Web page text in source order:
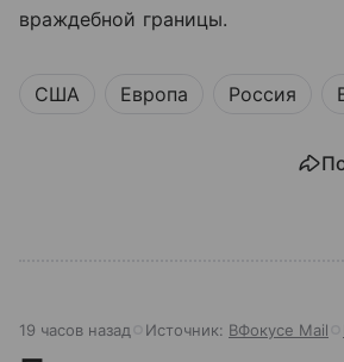
враждебной границы.
США Европа Россия
19 часов назад Источник: ВФокусе Mail